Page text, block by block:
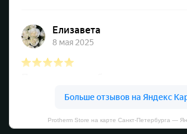
Protherm Store на карте Санкт‑Петербурга —